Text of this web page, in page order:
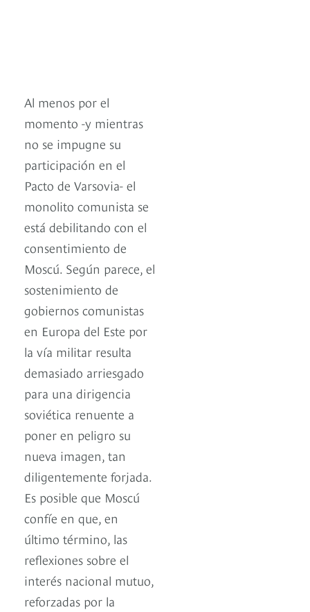
Al menos por el
momento -y mientras
no se impugne su
participación en el
Pacto de Varsovia- el
monolito comunista se
está debilitando con el
consentimiento de
Moscú. Según parece, el
sostenimiento de
gobiernos comunistas
en Europa del Este por
la vía militar resulta
demasiado arriesgado
para una dirigencia
soviética renuente a
poner en peligro su
nueva imagen, tan
diligentemente forjada.
Es posible que Moscú
confíe en que, en
último término, las
reflexiones sobre el
interés nacional mutuo,
reforzadas por la